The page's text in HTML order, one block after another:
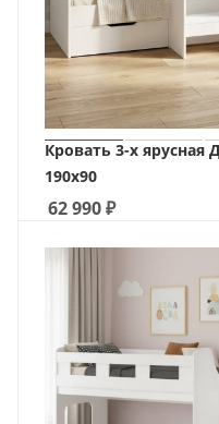
Кровать 3-х ярусная
190х90
62 990₽